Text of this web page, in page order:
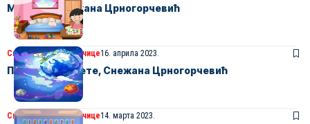
Маја и ја, Снежана Црногорчевић
Свет једне васпитачице16. априла 2023.
Покрени се свете, Снежана Црногорчевић
Свет једне васпитачице14. марта 2023.